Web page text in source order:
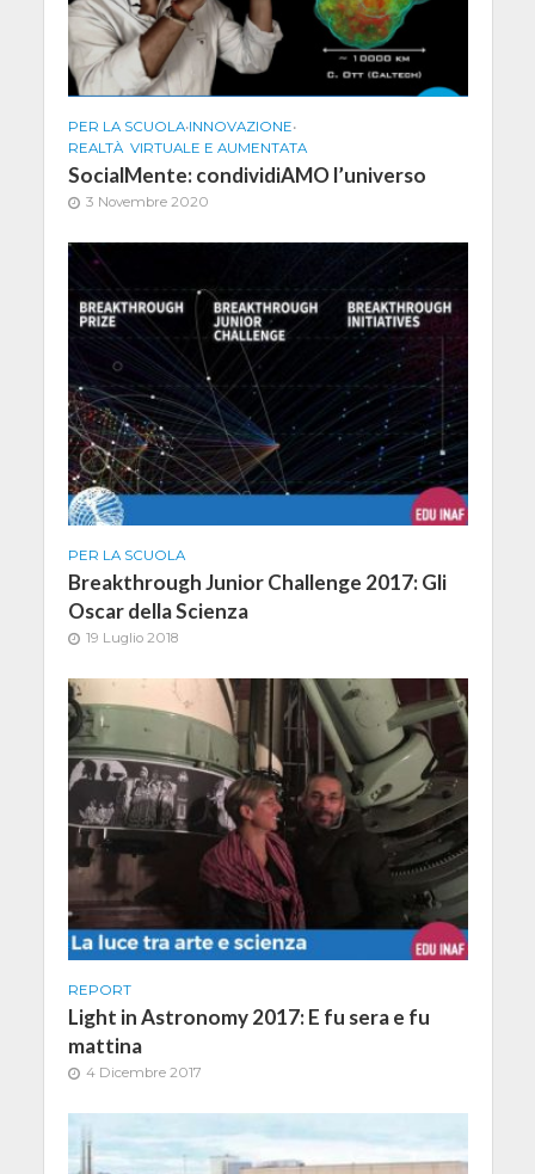
PER LA SCUOLA•INNOVAZIONE•
REALTÀ VIRTUALE E AUMENTATA
SocialMente: condividiAMO l’universo
3 Novembre 2020
PER LA SCUOLA
Breakthrough Junior Challenge 2017: Gli
Oscar della Scienza
19 Luglio 2018
REPORT
Light in Astronomy 2017: E fu sera e fu
mattina
4 Dicembre 2017